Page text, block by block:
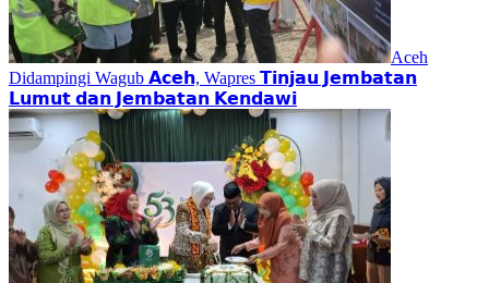
Aceh
Didampingi Wagub 𝗔𝗰𝗲𝗵, Wapres 𝗧𝗶𝗻𝗷𝗮𝘂 𝗝𝗲𝗺𝗯𝗮𝘁𝗮𝗻
𝗟𝘂𝗺𝘂𝘁 𝗱𝗮𝗻 𝗝𝗲𝗺𝗯𝗮𝘁𝗮𝗻 𝗞𝗲𝗻𝗱𝗮𝘄𝗶